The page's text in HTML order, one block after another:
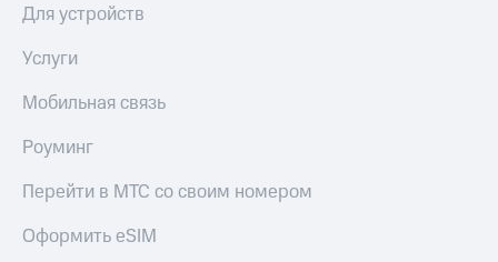
Для устройств
Услуги
Мобильная связь
Роуминг
Перейти в МТС со своим номером
Оформить eSIM